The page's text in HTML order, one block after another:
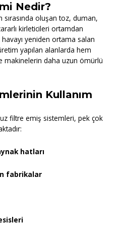
Nedir?
oluşan toz, duman,
kirleticileri ortamdan
yeniden ortama salan
yapılan alanlarda hem
makinelerin daha uzun ömürlü
Kullanım
filtre emiş sistemleri, pek çok
hatları
fabrikalar